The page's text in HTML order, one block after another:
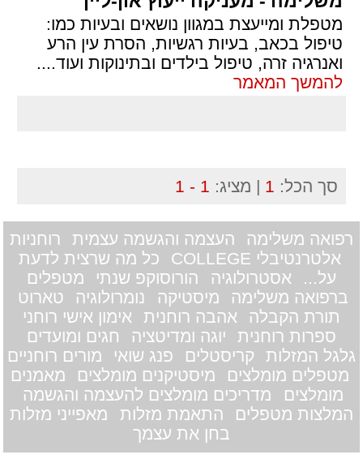
מטפלת ומייעצת במגוון נושאים ובעיות כמו:
טיפול בכאב, בעיות רגשיות, הסרת עין הרע
ואנרגיה זרה, טיפול בילדים ובתינוקות ועוד....
להמשך המאמר
סך הכל: 1 | מציג: 1 - 1
רפואה משלימה העצמה והגשמה עצמית
רוחניות
אלטרנטיבלי COLLEGE
כל מה שרצית לדעת
על...
אסטרולוגיה הורוסוקפ שנתי
מטפלים
ברפואה משלימה
מיסטיקה נומרולוגיה
טארוט
תורת הקבלה
אהבה רוחנית
אימון אישי רוחני
ספרות רוחנית
יוגה ומדיטציה
חגים ומועדים
גלגל המזלות
קריסטלים פנג שואי
מורים רוחניים
מטפלים מומלצים
מיסטיקנים מומלצים
מאמנים
מומלצים
מדריכים מומלצים להעצמה והגשמה
המלצות מטפלים
התאמת מזלות
מאפייני מזלות
בחן את עצמך